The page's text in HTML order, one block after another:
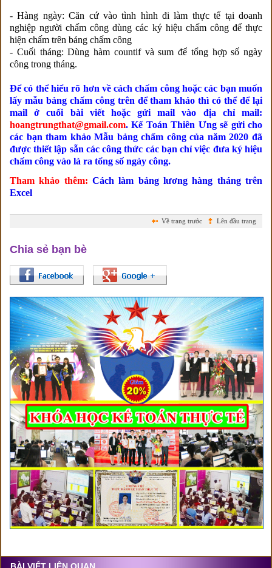
- Hàng ngày: Căn cứ vào tình hình đi làm thực tế tại doanh
nghiệp người chấm công dùng các ký hiệu chấm công để thực
hiện chấm trên bảng chấm công
- Cuối tháng: Dùng hàm countif và sum để tổng hợp số ngày
công trong tháng.
Để có thể hiểu rõ hơn về cách chấm công hoặc các bạn muốn
lấy mẫu bảng chấm công trên để tham khảo thì có thể để lại
mail ở cuối bài viết hoặc gửi mail vào địa chỉ mail:
hoangtrungthat@gmail.com. Kế Toán Thiên Ưng sẽ gửi cho
các bạn tham khảo Mẫu bảng chấm công của năm 2020 đã
được thiết lập sẵn các công thức các bạn chỉ việc đưa ký hiệu
chấm công vào là ra tổng số ngày công.
Tham khảo thêm: Cách làm bảng lương hàng tháng trên
Excel
Lên đầu trang
Về trang trước
Chia sẻ bạn bè